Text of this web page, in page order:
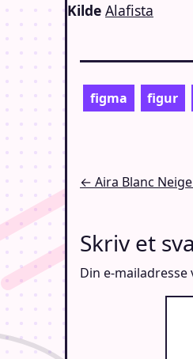
Kilde Alafista
figma figur
← Aira Blanc
Skriv et
Din e-